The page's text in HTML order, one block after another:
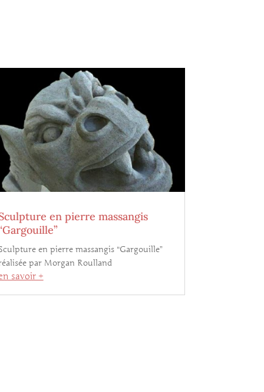
en pierre massangis
en pierre massangis “Gargouille”
par Morgan Roulland
savoir +